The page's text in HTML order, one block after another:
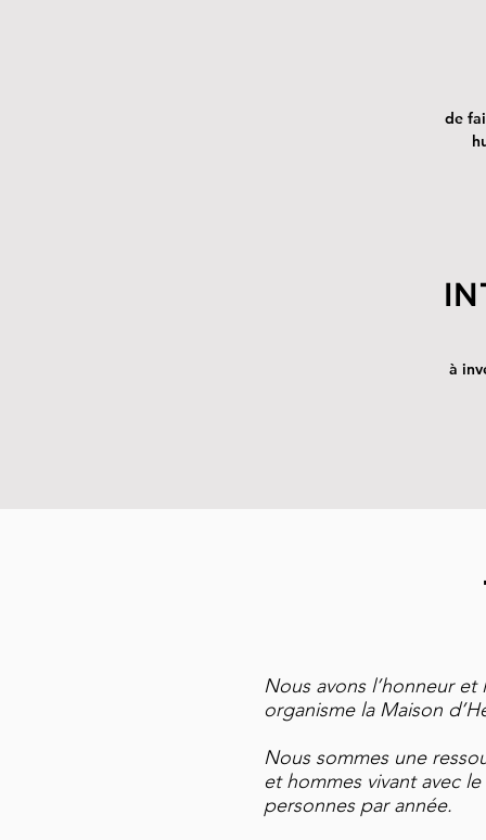
de
à
Nous avons l’honneur
organisme la Maison
Nous sommes une
et hommes vivant avec
personnes par année.